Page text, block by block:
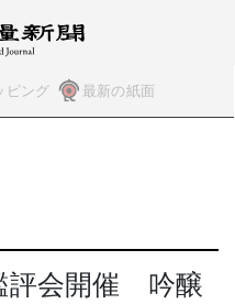
ピング 最新の紙面
評会開催 吟醸